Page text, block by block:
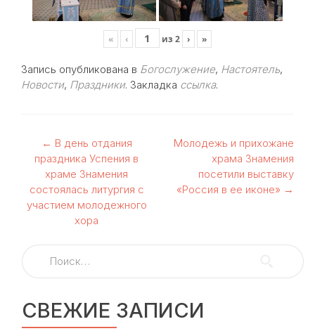
« ‹ из 2 › »
Запись опубликована в Богослужение, Настоятель,
Новости, Праздники. Закладка ссылка.
Навигация
по
записям
← В день отдания
праздника Успения в
храме Знамения
состоялась литургия с
участием молодежного
хора
Молодежь и прихожане
храма Знамения
посетили выставку
«Россия в ее иконе» →
Найти:
СВЕЖИЕ ЗАПИСИ